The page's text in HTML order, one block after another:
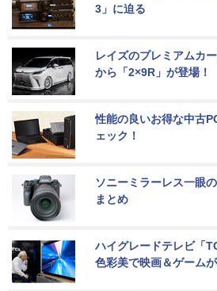
3」に迫る
レイズのプレミアムカ
から「2×9R」が登場！
性能の良いお得な中古
ェック！
ソニーミラーレス一眼
まとめ
ハイグレードテレビ「
色彩美で映画＆ゲーム